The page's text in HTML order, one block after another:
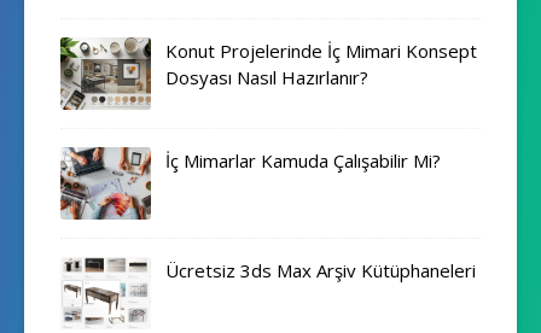
Konut Projelerinde İç Mimari Konsept
Dosyası Nasıl Hazırlanır?
İç Mimarlar Kamuda Çalışabilir Mi?
Ücretsiz 3ds Max Arşiv Kütüphaneleri